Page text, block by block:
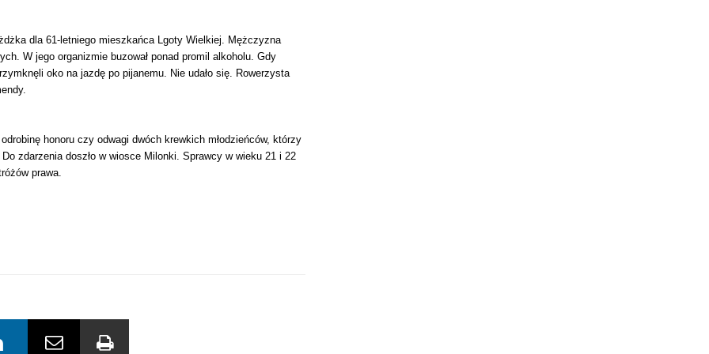
dla 61-letniego mieszkańca Lgoty Wielkiej. Mężczyzna
W jego organizmie buzował ponad promil alkoholu. Gdy
oko na jazdę po pijanemu. Nie udało się. Rowerzysta
honoru czy odwagi dwóch krewkich młodzieńców, którzy
zdarzenia doszło w wiosce Milonki. Sprawcy w wieku 21 i 22
prawa.